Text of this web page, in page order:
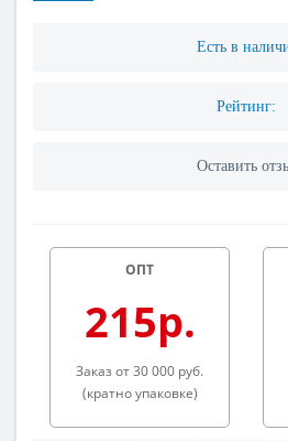
Есть в
Рейтинг:
Оставить
ОПТ
215р.
Заказ от 30 000 руб.
(кратно упаковке)